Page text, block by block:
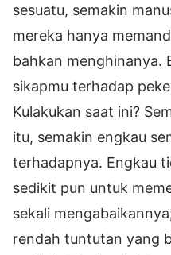
sesuatu, semakin
mereka hanya
bahkan menghinanya.
sikapmu terhadap
Kulakukan saat ini?
itu, semakin engkau
terhadapnya. Engkau
sedikit pun untuk
sekali
rendah tuntutan yang